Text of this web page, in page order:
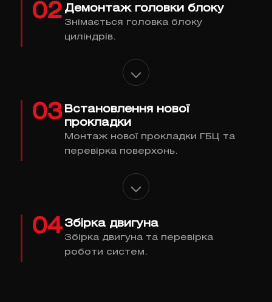
02 Демонтаж головки блоку
Знімається головка блоку
циліндрів.
03 Встановлення нової
прокладки
Монтаж нової прокладки ГБЦ та
перевірка поверхонь.
04 Збірка двигуна
Збірка двигуна та перевірка
роботи систем.